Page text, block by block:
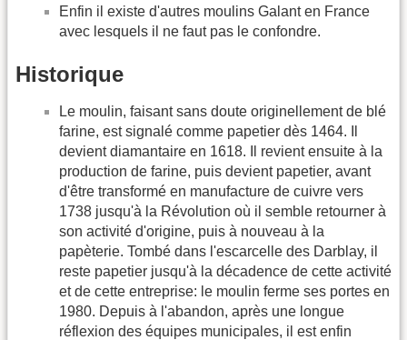
Enfin il existe d'autres moulins Galant en France
avec lesquels il ne faut pas le confondre.
Historique
Le moulin, faisant sans doute originellement de blé
farine, est signalé comme papetier dès 1464. Il
devient diamantaire en 1618. Il revient ensuite à la
production de farine, puis devient papetier, avant
d'être transformé en manufacture de cuivre vers
1738 jusqu'à la Révolution où il semble retourner à
son activité d'origine, puis à nouveau à la
papèterie. Tombé dans l'escarcelle des Darblay, il
reste papetier jusqu'à la décadence de cette activité
et de cette entreprise: le moulin ferme ses portes en
1980. Depuis à l'abandon, après une longue
réflexion des équipes municipales, il est enfin